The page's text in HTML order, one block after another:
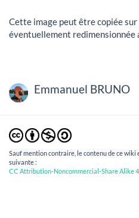
Cette image peut être copiée sur
éventuellement redimensionnée
Emmanuel BRUNO
Sauf mention contraire, le contenu de ce wiki
suivante :
CC Attribution-Noncommercial-Share Alike